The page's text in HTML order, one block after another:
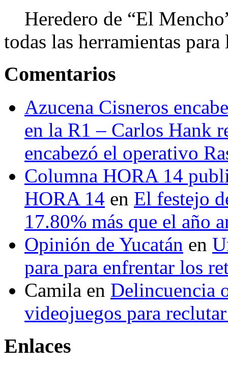
Heredero de “El
todas las herramientas
Comentarios
Azucena Cisneros
en la R1 – Carlos Hank
encabezó el operativo
Columna HORA 14
HORA 14 en El festejo
17.80% más que el año
Opinión de Yucatán en
para para enfrentar los
Camila en Delincuencia
videojuegos para
Enlaces